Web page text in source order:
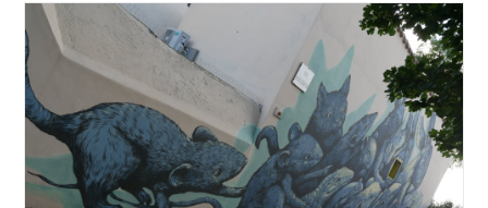
mostra
a
Palazzo
Pallavicini
Bologna